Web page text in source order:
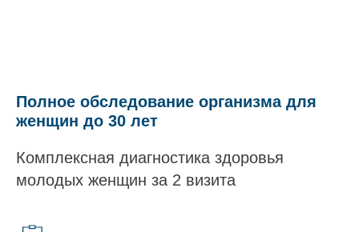
Полное обследование организма для
женщин до 30 лет
Комплексная диагностика здоровья
молодых женщин за 2 визита